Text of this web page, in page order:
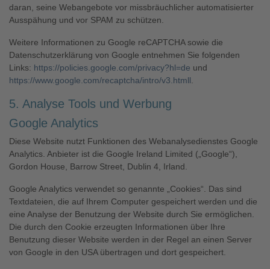
daran, seine Webangebote vor missbräuchlicher automatisierter
Ausspähung und vor SPAM zu schützen.
Weitere Informationen zu Google reCAPTCHA sowie die
Datenschutzerklärung von Google entnehmen Sie folgenden
Links: https://policies.google.com/privacy?hl=de und
https://www.google.com/recaptcha/intro/v3.htmll
5. Analyse Tools und Werbung
Google Analytics
Diese Website nutzt Funktionen des Webanalysedienstes Google
Analytics. Anbieter ist die Google Ireland Limited („Google“),
Gordon House, Barrow Street, Dublin 4, Irland.
Google Analytics verwendet so genannte „Cookies“. Das sind
Textdateien, die auf Ihrem Computer gespeichert werden und die
eine Analyse der Benutzung der Website durch Sie ermöglichen.
Die durch den Cookie erzeugten Informationen über Ihre
Benutzung dieser Website werden in der Regel an einen Server
von Google in den USA übertragen und dort gespeichert.